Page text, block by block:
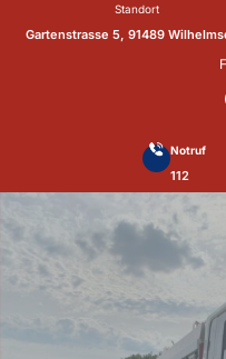
Standort
Gartenstrasse 5, 91489
https://
Notruf
112